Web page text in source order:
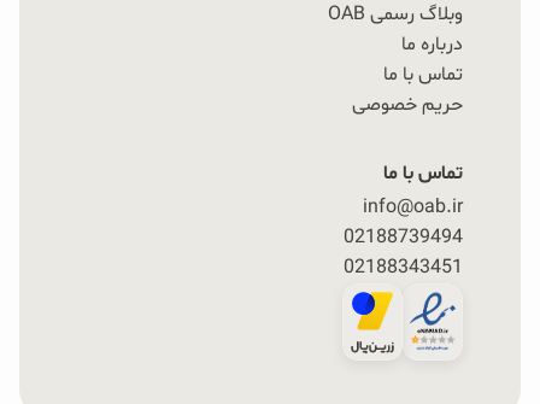
وبلاگ رسمی OAB
درباره ما
تماس با ما
حریم خصوصی
تماس با ما
info@oab.ir
02188739494
02188343451